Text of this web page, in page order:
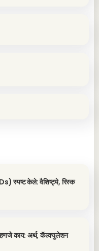
स्पष्ट केले: वैशिष्ट्ये, रिस्क
काय: अर्थ, कॅल्क्युलेशन